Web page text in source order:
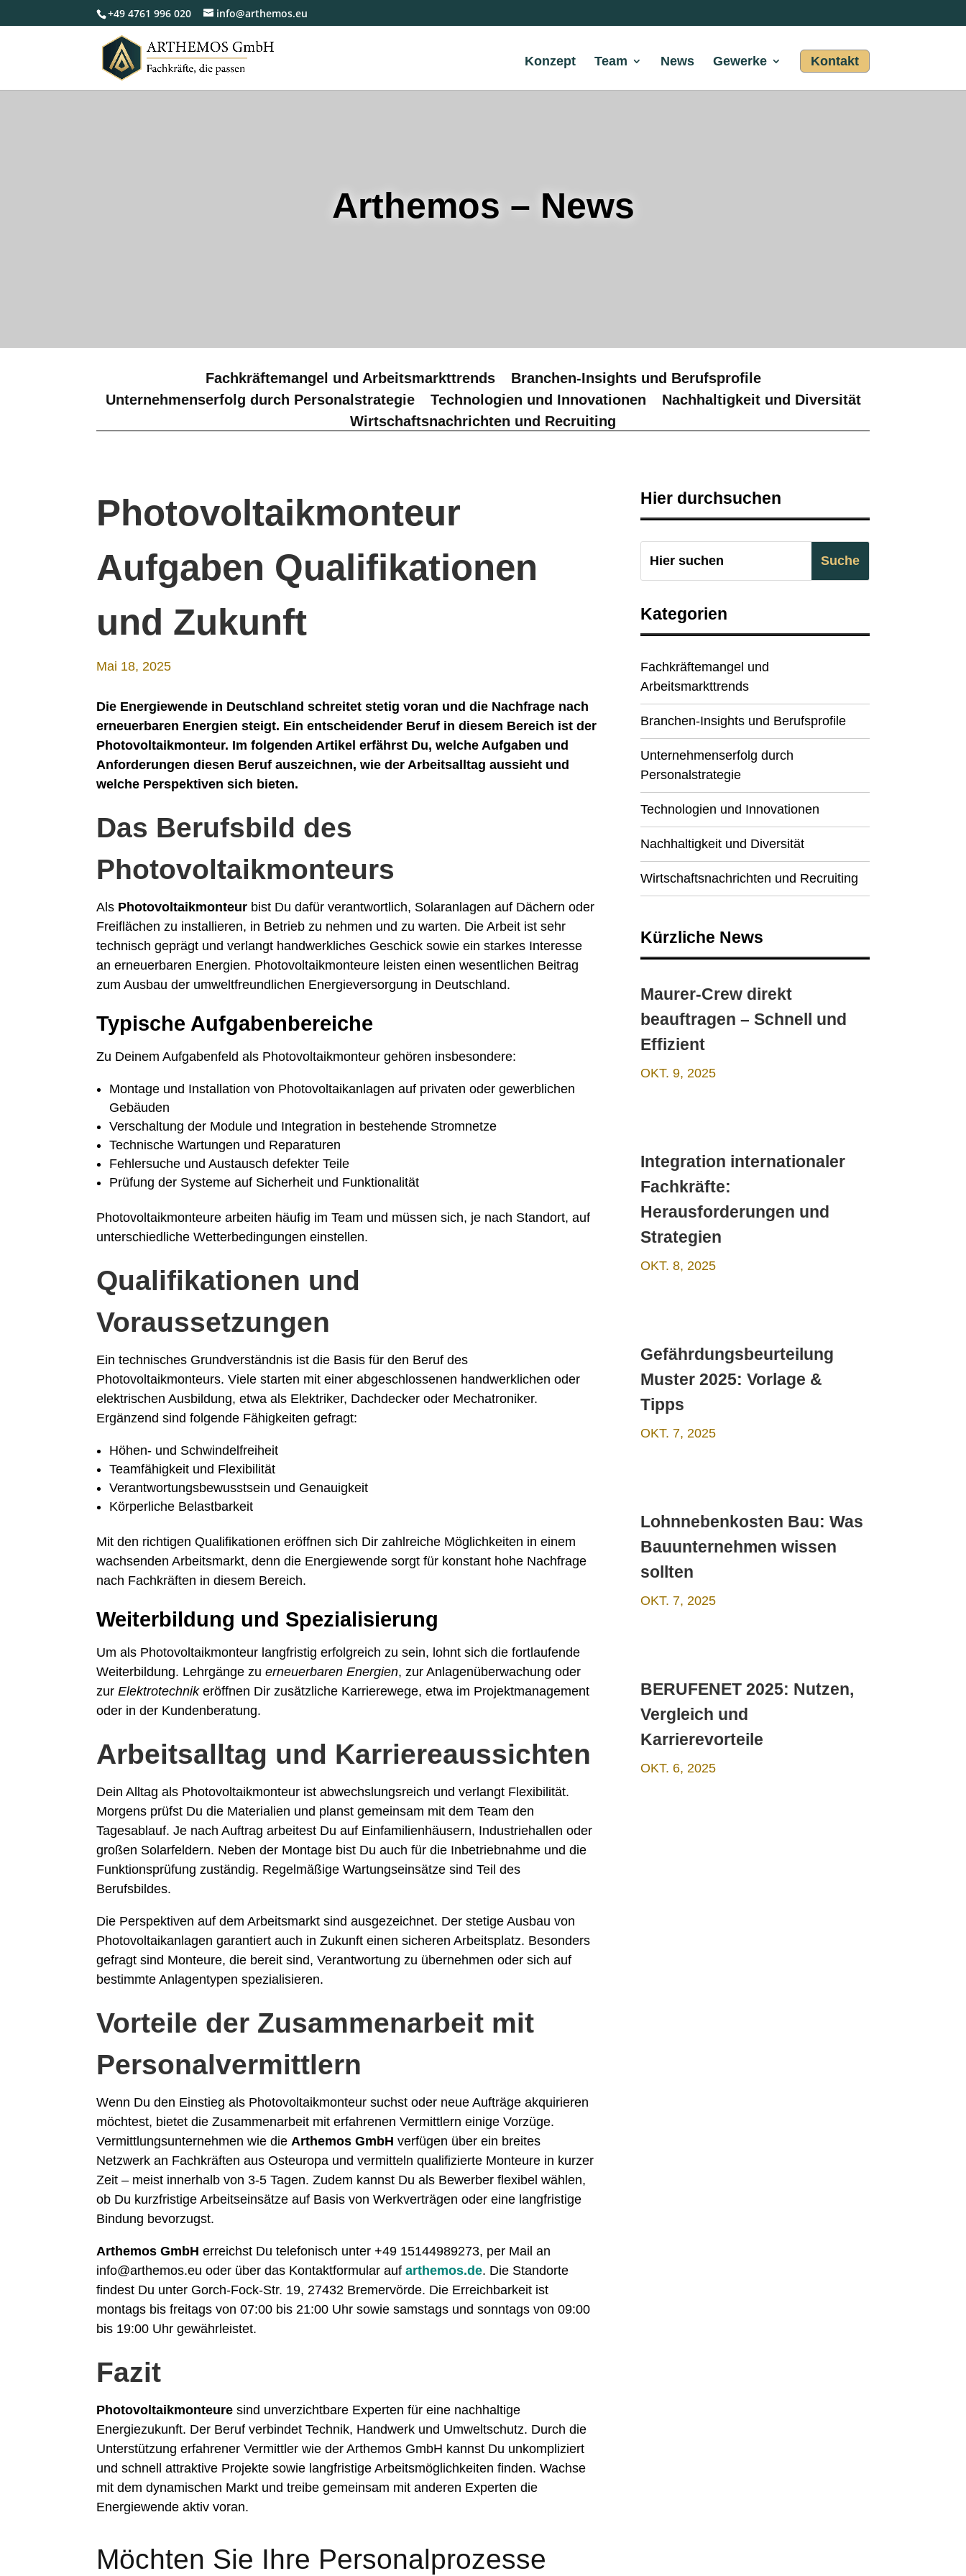
+49 4761 996 020 info@arthemos.eu
Konzept Team News Gewerke Kontakt
Arthemos – News
Fachkräftemangel und Arbeitsmarkttrends
Branchen-Insights und Berufsprofile
Unternehmenserfolg durch Personalstrategie
Technologien und Innovationen
Nachhaltigkeit und Diversität
Wirtschaftsnachrichten und Recruiting
Photovoltaikmonteur
Aufgaben Qualifikationen
und Zukunft
Mai 18, 2025
Die Energiewende in Deutschland schreitet stetig voran und die Nachfrage nach
erneuerbaren Energien steigt. Ein entscheidender Beruf in diesem Bereich ist der
Photovoltaikmonteur. Im folgenden Artikel erfährst Du, welche Aufgaben und
Anforderungen diesen Beruf auszeichnen, wie der Arbeitsalltag aussieht und
welche Perspektiven sich bieten.
Das Berufsbild des
Photovoltaikmonteurs
Als Photovoltaikmonteur bist Du dafür verantwortlich, Solaranlagen auf Dächern oder
Freiflächen zu installieren, in Betrieb zu nehmen und zu warten. Die Arbeit ist sehr
technisch geprägt und verlangt handwerkliches Geschick sowie ein starkes Interesse
an erneuerbaren Energien. Photovoltaikmonteure leisten einen wesentlichen Beitrag
zum Ausbau der umweltfreundlichen Energieversorgung in Deutschland.
Typische Aufgabenbereiche
Zu Deinem Aufgabenfeld als Photovoltaikmonteur gehören insbesondere:
Montage und Installation von Photovoltaikanlagen auf privaten oder gewerblichen
Gebäuden
Verschaltung der Module und Integration in bestehende Stromnetze
Technische Wartungen und Reparaturen
Fehlersuche und Austausch defekter Teile
Prüfung der Systeme auf Sicherheit und Funktionalität
Photovoltaikmonteure arbeiten häufig im Team und müssen sich, je nach Standort, auf
unterschiedliche Wetterbedingungen einstellen.
Qualifikationen und
Voraussetzungen
Ein technisches Grundverständnis ist die Basis für den Beruf des
Photovoltaikmonteurs. Viele starten mit einer abgeschlossenen handwerklichen oder
elektrischen Ausbildung, etwa als Elektriker, Dachdecker oder Mechatroniker.
Ergänzend sind folgende Fähigkeiten gefragt:
Höhen- und Schwindelfreiheit
Teamfähigkeit und Flexibilität
Verantwortungsbewusstsein und Genauigkeit
Körperliche Belastbarkeit
Mit den richtigen Qualifikationen eröffnen sich Dir zahlreiche Möglichkeiten in einem
wachsenden Arbeitsmarkt, denn die Energiewende sorgt für konstant hohe Nachfrage
nach Fachkräften in diesem Bereich.
Weiterbildung und Spezialisierung
Um als Photovoltaikmonteur langfristig erfolgreich zu sein, lohnt sich die fortlaufende
Weiterbildung. Lehrgänge zuerneuerbaren Energien, zur Anlagenüberwachung oder
zurElektrotechnikeröffnen Dir zusätzliche Karrierewege, etwa im Projektmanagement
oder in der Kundenberatung.
Arbeitsalltag und Karriereaussichten
Dein Alltag als Photovoltaikmonteur ist abwechslungsreich und verlangt Flexibilität.
Morgens prüfst Du die Materialien und planst gemeinsam mit dem Team den
Tagesablauf. Je nach Auftrag arbeitest Du auf Einfamilienhäusern, Industriehallen oder
großen Solarfeldern. Neben der Montage bist Du auch für die Inbetriebnahme und die
Funktionsprüfung zuständig. Regelmäßige Wartungseinsätze sind Teil des
Berufsbildes.
Die Perspektiven auf dem Arbeitsmarkt sind ausgezeichnet. Der stetige Ausbau von
Photovoltaikanlagen garantiert auch in Zukunft einen sicheren Arbeitsplatz. Besonders
gefragt sind Monteure, die bereit sind, Verantwortung zu übernehmen oder sich auf
bestimmte Anlagentypen spezialisieren.
Vorteile der Zusammenarbeit mit
Personalvermittlern
Wenn Du den Einstieg als Photovoltaikmonteur suchst oder neue Aufträge akquirieren
möchtest, bietet die Zusammenarbeit mit erfahrenen Vermittlern einige Vorzüge.
Vermittlungsunternehmen wie dieArthemos GmbH verfügen über ein breites
Netzwerk an Fachkräften aus Osteuropa und vermitteln qualifizierte Monteure in kurzer
Zeit – meist innerhalb von 3-5 Tagen. Zudem kannst Du als Bewerber flexibel wählen,
ob Du kurzfristige Arbeitseinsätze auf Basis von Werkverträgen oder eine langfristige
Bindung bevorzugst.
Arthemos GmbH erreichst Du telefonisch unter +49 15144989273, per Mail an
info@arthemos.eu oder über das Kontaktformular aufarthemos.de. Die Standorte
findest Du unter Gorch-Fock-Str. 19, 27432 Bremervörde. Die Erreichbarkeit ist
montags bis freitags von 07:00 bis 21:00 Uhr sowie samstags und sonntags von 09:00
bis 19:00 Uhr gewährleistet.
Fazit
Photovoltaikmonteure sind unverzichtbare Experten für eine nachhaltige
Energiezukunft. Der Beruf verbindet Technik, Handwerk und Umweltschutz. Durch die
Unterstützung erfahrener Vermittler wie der Arthemos GmbH kannst Du unkompliziert
und schnell attraktive Projekte sowie langfristige Arbeitsmöglichkeiten finden. Wachse
mit dem dynamischen Markt und treibe gemeinsam mit anderen Experten die
Energiewende aktiv voran.
Möchten Sie Ihre Personalprozesse
Hier durchsuchen
Kategorien
Fachkräftemangel und
Arbeitsmarkttrends
Branchen-Insights und Berufsprofile
Unternehmenserfolg durch
Personalstrategie
Technologien und Innovationen
Nachhaltigkeit und Diversität
Wirtschaftsnachrichten und Recruiting
Kürzliche News
Maurer-Crew direkt
beauftragen – Schnell und
Effizient
OKT. 9, 2025
Integration internationaler
Fachkräfte:
Herausforderungen und
Strategien
OKT. 8, 2025
Gefährdungsbeurteilung
Muster 2025: Vorlage &
Tipps
OKT. 7, 2025
Lohnnebenkosten Bau: Was
Bauunternehmen wissen
sollten
OKT. 7, 2025
BERUFENET 2025: Nutzen,
Vergleich und
Karrierevorteile
OKT. 6, 2025